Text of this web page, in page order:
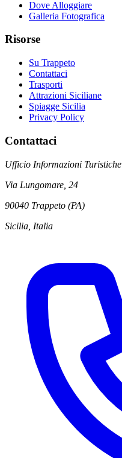
Dove Alloggiare
Galleria Fotografica
Risorse
Su Trappeto
Contattaci
Trasporti
Attrazioni Siciliane
Spiagge Sicilia
Privacy Policy
Contattaci
Ufficio Informazioni Turistiche
Via Lungomare, 24
90040 Trappeto (PA)
Sicilia, Italia